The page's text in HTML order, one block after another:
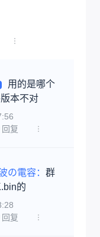
用的是哪个
本不对
回复
の電容： 群
的
回复